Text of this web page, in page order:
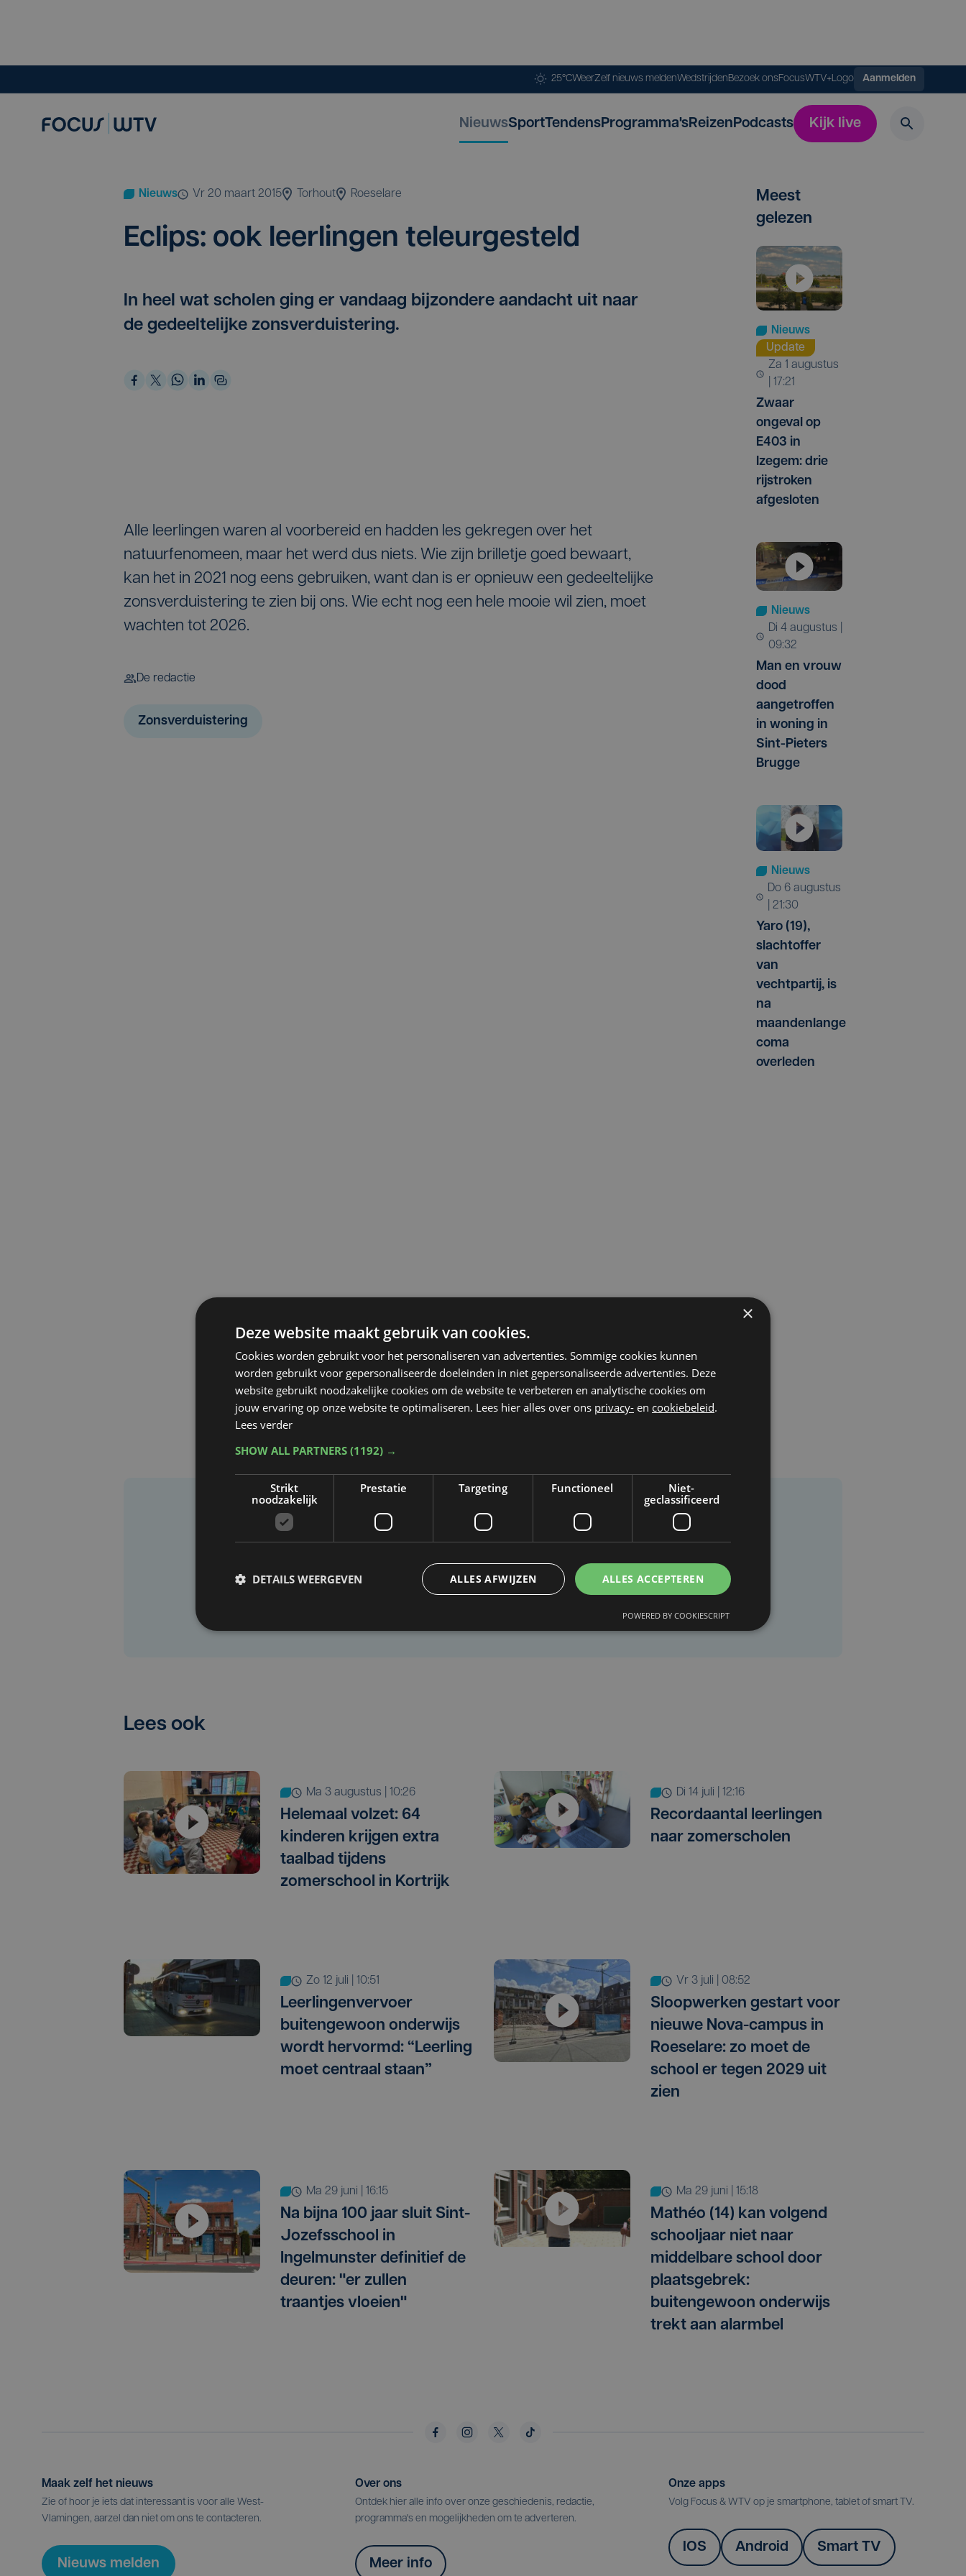
25°CWeerZelf nieuws meldenWedstrijdenBezoek onsFocusWTV+Logo Aanmelden
NieuwsSportTendensProgramma'sReizenPodcasts Kijk live
Nieuws vr 20 maart 2015 Torhout Roeselare
Eclips: ook leer­lin­gen teleurgesteld
In heel wat scholen ging er vandaag bijzondere aandacht uit naar
de gedeeltelijke zonsverduistering.
Alle leerlingen waren al voorbereid en hadden les gekregen over het
natuurfenomeen, maar het werd dus niets. Wie zijn brilletje goed bewaart,
kan het in 2021 nog eens gebruiken, want dan is er opnieuw een gedeeltelijke
zonsverduistering te zien bij ons. Wie echt nog een hele mooie wil zien, moet
wachten tot 2026.
De redactie
Zonsverduistering
Meest
gelezen
Nieuws
Update
za 1 augustus
| 17:21
Zwaar
ongeval op
E403 in
Izegem: drie
rijstroken
afgesloten
Nieuws
di 4 augustus |
09:32
Man en vrouw
dood
aangetroffen
in woning in
Sint-Pieters
Brugge
Nieuws
do 6 augustus
| 21:30
Yaro (19),
slachtoffer
van
vechtpartij, is
na
maandenlange
coma
overleden
Taalfout opgemerkt?
Laat het ons weten
Lees ook
ma 3 augustus | 10:26
Helemaal volzet: 64
kinderen krijgen extra
taalbad tijdens
zomerschool in Kortrijk
di 14 juli | 12:16
Recordaantal leerlingen
naar zomerscholen
zo 12 juli | 10:51
Leerlingenvervoer
buitengewoon onderwijs
wordt hervormd: “Leerling
moet centraal staan”
vr 3 juli | 08:52
Sloopwerken gestart voor
nieuwe Nova-campus in
Roeselare: zo moet de
school er tegen 2029 uit
zien
ma 29 juni | 16:15
Na bijna 100 jaar sluit Sint-
Jozefsschool in
Ingelmunster definitief de
deuren: "er zullen
traantjes vloeien"
ma 29 juni | 15:18
Mathéo (14) kan volgend
schooljaar niet naar
middelbare school door
plaatsgebrek:
buitengewoon onderwijs
trekt aan alarmbel
Maak zelf het nieuws
Zie of hoor je iets dat interessant is voor alle West-
Vlamingen, aarzel dan niet om ons te contacteren.
Nieuws melden
Over ons
Ontdek hier alle info over onze geschiedenis, redactie,
programma's en mogelijkheden om te adverteren.
Meer info
Onze apps
Volg Focus & WTV op je smartphone, tablet of smart TV.
IOS Android Smart TV
×
Deze website maakt gebruik van cookies.
Cookies worden gebruikt voor het personaliseren van advertenties. Sommige cookies kunnen
worden gebruikt voor gepersonaliseerde doeleinden in niet gepersonaliseerde advertenties. Deze
website gebruikt noodzakelijke cookies om de website te verbeteren en analytische cookies om
jouw ervaring op onze website te optimaliseren. Lees hier alles over ons privacy- en cookiebeleid.
Lees verder
SHOW ALL PARTNERS (1192) →
Strikt
noodzakelijk
Prestatie Targeting Functioneel
Niet-
geclassificeerd
ALLES ACCEPTEREN
ALLES AFWIJZEN
DETAILS WEERGEVEN
POWERED BY COOKIESCRIPT